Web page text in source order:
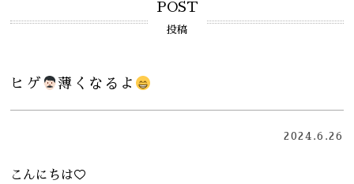
POST
投稿
ヒゲ 薄くなるよ
2024.6.26
こんにちは♡